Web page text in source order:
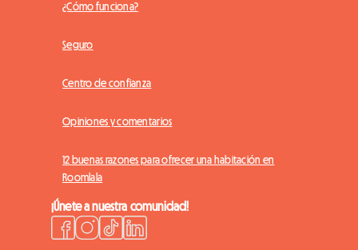
¿Cómo funciona?
Seguro
Centro de confianza
Opiniones y comentarios
12 buenas razones para ofrecer una habitación en
Roomlala
¡Únete a nuestra comunidad!